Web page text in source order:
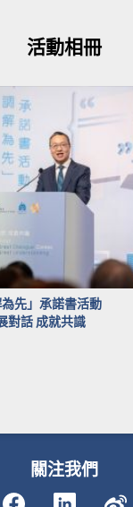
活動相冊
先」承諾書活動
對話 成就共識
關注我們